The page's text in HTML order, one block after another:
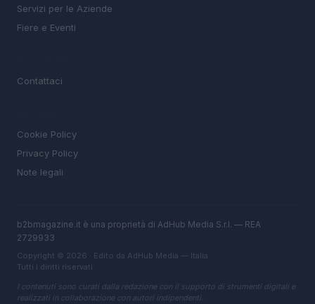
Servizi per le Aziende
Fiere e Eventi
Contattaci
Cookie Policy
Privacy Policy
Note legali
b2bmagazine.it è una proprietà di AdHub Media S.r.l. — REA
2729933
Copyright © 2026 · Edito da AdHub Media — Italia
Tutti i diritti riservati
I contenuti sono curati dalla redazione con il supporto di strumenti digitali e
realizzati in collaborazione con autori indipendenti.